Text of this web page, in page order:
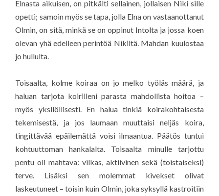
Elnasta aikuisen, on pitkälti sellainen, jollaisen Niki sille
opetti; samoin myös se tapa, jolla Elna on vastaanottanut
Olmin, on sitä, minkä se on oppinut Intolta ja jossa koen
olevan yhä edelleen perintöä Nikiltä. Mahdan kuulostaa
jo hullulta.
Toisaalta, kolme koiraa on jo melko työläs määrä, ja
haluan tarjota koirilleni parasta mahdollista hoitoa –
myös yksilöllisesti. En halua tinkiä koirakohtaisesta
tekemisestä, ja jos laumaan muuttaisi neljäs koira,
tingittävää epäilemättä voisi ilmaantua. Päätös tuntui
kohtuuttoman hankalalta. Toisaalta minulle tarjottu
pentu oli mahtava: vilkas, aktiivinen sekä (toistaiseksi)
terve. Lisäksi sen molemmat kivekset olivat
laskeutuneet – toisin kuin Olmin, joka syksyllä kastroitiin